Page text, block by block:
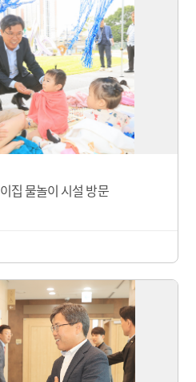
집 물놀이 시설 방문